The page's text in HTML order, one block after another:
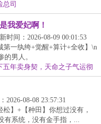
总司
我爱妃啊！
时间：2026-08-09 00:01:53
第一纨绔+觉醒+算计+全收】\n
的男人。
五年卖身契，天命之子气运彻
2026-08-08 23:57:31
】+【种田】你想过没有，
有系统，没有金手指，...